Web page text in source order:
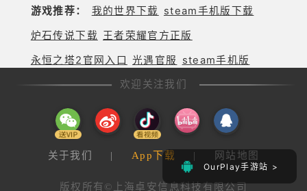
OurPlay手游站 >
游戏推荐： 我的世界下载 steam手机版下载
炉石传说下载 王者荣耀官方正版
永恒之塔2官网入口 光遇官服
steam手机版
欢迎关注我们
关于我们 | App下载 | 网站地图
版权所有©上海卓安信息科技有限公司